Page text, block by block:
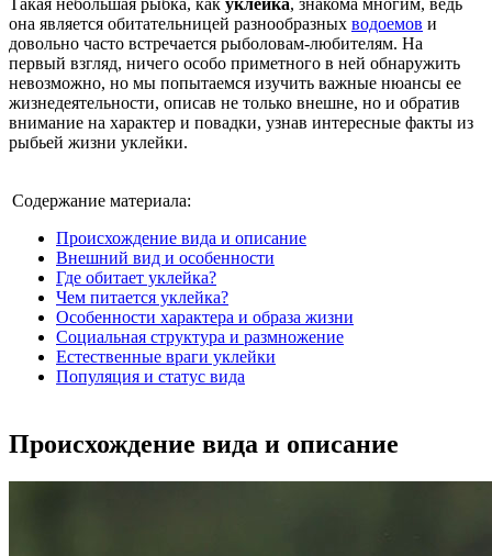
она является обитательницей разнообразных водоемов и
довольно часто встречается рыболовам-любителям. На
первый взгляд, ничего особо приметного в ней обнаружить
невозможно, но мы попытаемся изучить важные нюансы ее
жизнедеятельности, описав не только внешне, но и обратив
внимание на характер и повадки, узнав интересные факты из
рыбьей жизни уклейки.
Содержание материала:
Происхождение вида и описание
Внешний вид и особенности
Где обитает уклейка?
Чем питается уклейка?
Особенности характера и образа жизни
Социальная структура и размножение
Естественные враги уклейки
Популяция и статус вида
Происхождение вида и описание